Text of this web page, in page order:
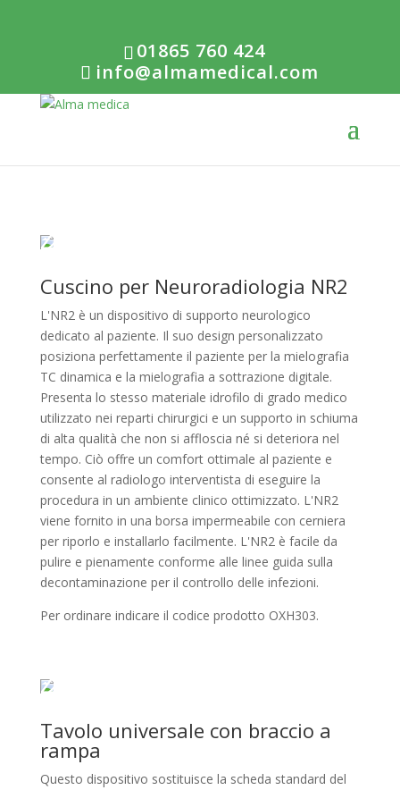
01865 760 424
info@almamedical.com
Cuscino per Neuroradiologia NR2
L'NR2 è un dispositivo di supporto neurologico
dedicato al paziente. Il suo design personalizzato
posiziona perfettamente il paziente per la mielografia
TC dinamica e la mielografia a sottrazione digitale.
Presenta lo stesso materiale idrofilo di grado medico
utilizzato nei reparti chirurgici e un supporto in schiuma
di alta qualità che non si affloscia né si deteriora nel
tempo. Ciò offre un comfort ottimale al paziente e
consente al radiologo interventista di eseguire la
procedura in un ambiente clinico ottimizzato. L'NR2
viene fornito in una borsa impermeabile con cerniera
per riporlo e installarlo facilmente. L'NR2 è facile da
pulire e pienamente conforme alle linee guida sulla
decontaminazione per il controllo delle infezioni.
Per ordinare indicare il codice prodotto OXH303.
Tavolo universale con braccio a
rampa
Questo dispositivo sostituisce la scheda standard del